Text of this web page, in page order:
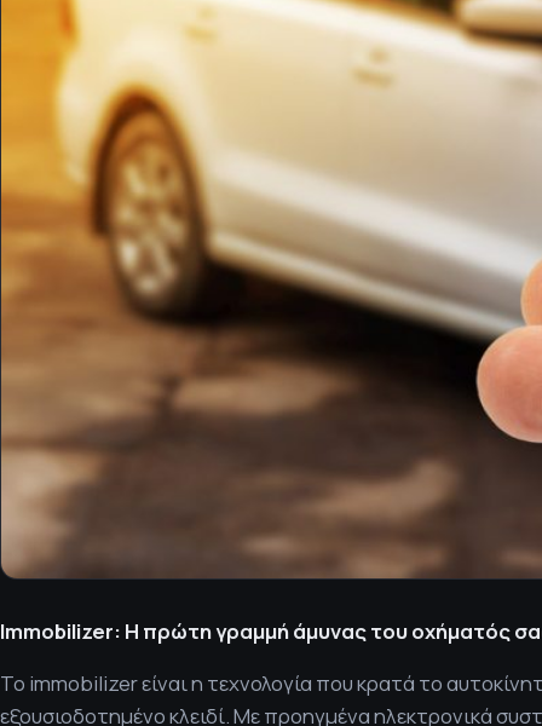
Immobilizer: Η πρώτη γραμμή άμυνας του οχήματός
Το immobilizer είναι η τεχνολογία που κρατά το
εξουσιοδοτημένο κλειδί. Με προηγμένα ηλεκτρονικά